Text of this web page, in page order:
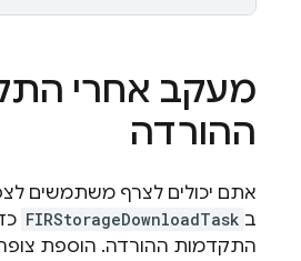
מעקב אחרי
ההורדה
אתם יכולים לצרף משתמשים
ב FIRStorageDownloadTask
התקדמות ההורדה. הוספת